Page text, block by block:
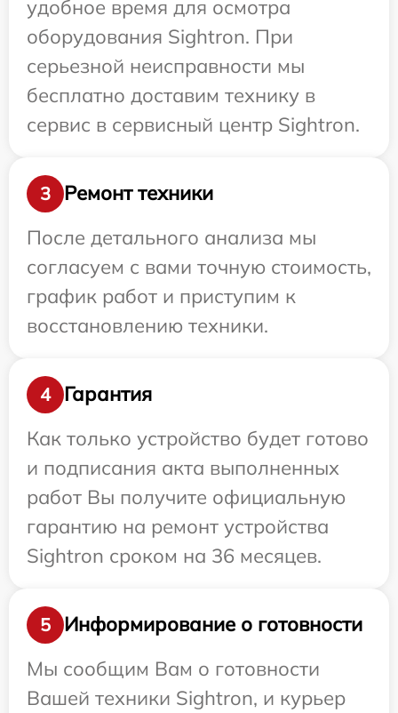
удобное время для осмотра
оборудования Sightron. При
серьезной неисправности мы
бесплатно доставим технику в
сервис в сервисный центр Sightron.
3
Ремонт техники
После детального анализа мы
согласуем с вами точную стоимость,
график работ и приступим к
восстановлению техники.
4
Гарантия
Как только устройство будет готово
и подписания акта выполненных
работ Вы получите официальную
гарантию на ремонт устройства
Sightron сроком на 36 месяцев.
5
Информирование о готовности
Мы сообщим Вам о готовности
Вашей техники Sightron, и курьер